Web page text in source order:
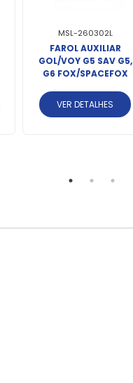
MSL-260302L
FAROL AUXILIAR
GOL/VOY G5 SAV G5,
G6 FOX/SPACEFOX
VER DETALHES